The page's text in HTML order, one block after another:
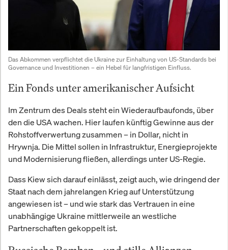
Das Abkommen verpflichtet die Ukraine zur Einhaltung von US-Standards bei
Governance und Investitionen – ein Hebel für langfristigen Einfluss.
Ein Fonds unter amerikanischer Aufsicht
Im Zentrum des Deals steht ein Wiederaufbaufonds, über
den die USA wachen. Hier laufen künftig Gewinne aus der
Rohstoffverwertung zusammen – in Dollar, nicht in
Hrywnja. Die Mittel sollen in Infrastruktur, Energieprojekte
und Modernisierung fließen, allerdings unter US-Regie.
Dass Kiew sich darauf einlässt, zeigt auch, wie dringend der
Staat nach dem jahrelangen Krieg auf Unterstützung
angewiesen ist – und wie stark das Vertrauen in eine
unabhängige Ukraine mittlerweile an westliche
Partnerschaften gekoppelt ist.